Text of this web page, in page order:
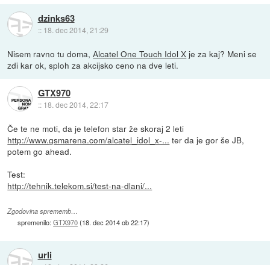
dzinks63
:: 18. dec 2014, 21:29
Nisem ravno tu doma,Alcatel One Touch Idol X je za kaj? Meni se
zdi kar ok, sploh za akcijsko ceno na dve leti.
GTX970
:: 18. dec 2014, 22:17
Če te ne moti, da je telefon star že skoraj 2 leti
http://www.gsmarena.com/alcatel_idol_x-... ter da je gor še JB,
potem go ahead.
Test:
http://tehnik.telekom.si/test-na-dlani/...
Zgodovina sprememb…
spremenilo:GTX970(18. dec 2014 ob 22:17)
urli